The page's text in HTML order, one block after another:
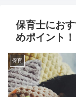
保育士にお
めポイント！
保育